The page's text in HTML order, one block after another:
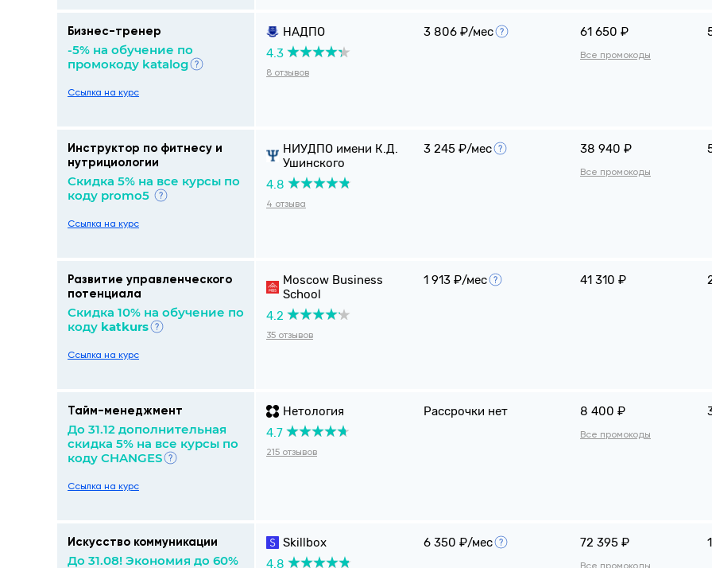
Бизнес-тренер
-5% на обучение по
промокоду katalog
Ссылка на курс
НАДПО
4.3
8 отзывов
3 806 ₽/мес 61 650 ₽
Все промокоды
Инструктор по фитнесу и
нутрициологии
Cкидка 5% на все курсы по
коду promo5
Ссылка на курс
НИУДПО имени К.Д.
Ушинского
4.8
4 отзыва
3 245 ₽/мес 38 940 ₽
Все промокоды
Развитие управленческого
потенциала
Скидка 10% на обучение по
коду katkurs
Ссылка на курс
Moscow Business
School
4.2
35 отзывов
1 913 ₽/мес 41 310 ₽
Тайм-менеджмент
До 31.12 дополнительная
скидка 5% на все курсы по
коду CHANGES
Ссылка на курс
Нетология
4.7
215 отзывов
Рассрочки нет 8 400 ₽
Все промокоды
Искусство коммуникации
До 31.08! Экономия до 60%
Skillbox
4.8
6 350 ₽/мес 72 395 ₽